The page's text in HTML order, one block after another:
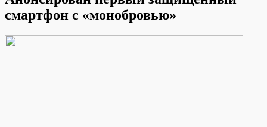
смартфон с «монобровью»